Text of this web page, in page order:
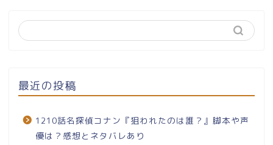
最近の投稿
1210話名探偵コナン『狙われたのは誰？』脚本や声
優は？感想とネタバレあり